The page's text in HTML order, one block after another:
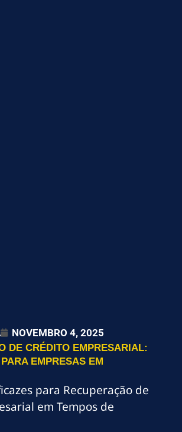
NOVEMBRO 4, 2025
DE CRÉDITO EMPRESARIAL:
EMPRESAS EM
para Recuperação de
em Tempos de